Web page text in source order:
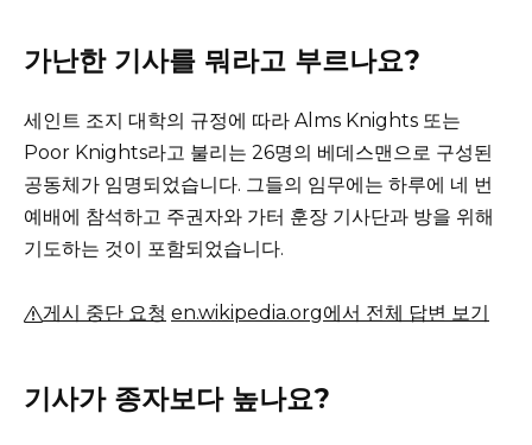
가난한 기사를 뭐라고 부르나요?
세인트 조지 대학의 규정에 따라 Alms Knights 또는
Poor Knights라고 불리는 26명의 베데스맨으로 구성된
공동체가 임명되었습니다. 그들의 임무에는 하루에 네 번
예배에 참석하고 주권자와 가터 훈장 기사단과 방을 위해
기도하는 것이 포함되었습니다.
게시 중단 요청 en.wikipedia.org에서 전체 답변 보기
기사가 종자보다 높나요?